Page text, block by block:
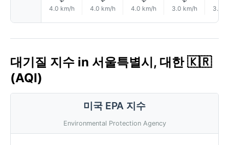
4.0 km/h 4.0 km/h 4.0 km/h 3.0 km/h 3.0
대기질 지수 in 서울특별시, 대한 🇰🇷
(AQI)
미국 EPA 지수
Environmental Protection Agency